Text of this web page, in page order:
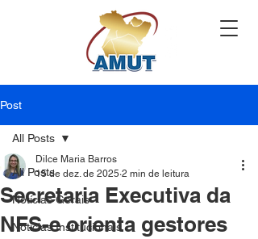
Post
All Posts
Notícias Gerais
Notícias Institucionais
All Posts
Secretaria Executiva da
NFS-e orienta gestores
Dilce Maria Barros
15 de dez. de 2025 2 min de leitura